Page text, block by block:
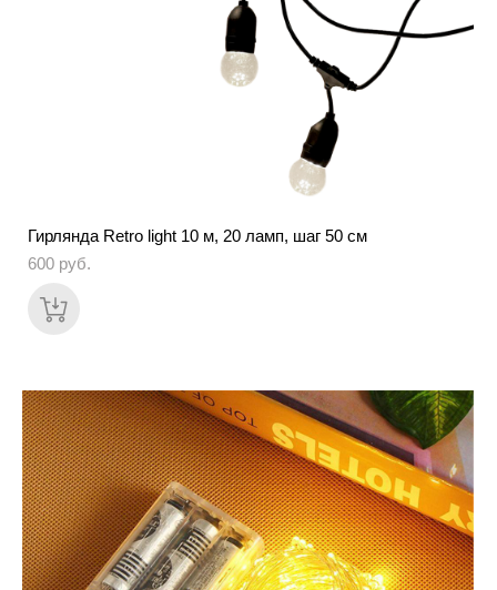
Гирлянда Retro light 10 м, 20 ламп, шаг 50 см
600 pуб.